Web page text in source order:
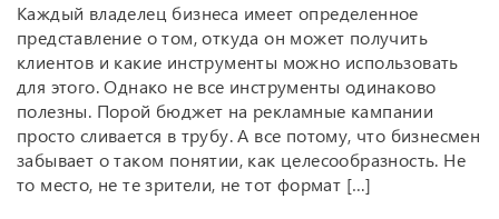
Каждый владелец бизнеса имеет определенное
представление о том, откуда он может получить
клиентов и какие инструменты можно использовать
для этого. Однако не все инструменты одинаково
полезны. Порой бюджет на рекламные кампании
просто сливается в трубу. А все потому, что бизнесмен
забывает о таком понятии, как целесообразность. Не
то место, не те зрители, не тот формат […]